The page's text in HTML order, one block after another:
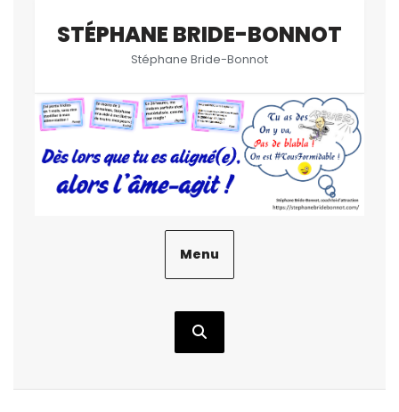
STÉPHANE BRIDE-BONNOT
Stéphane Bride-Bonnot
Menu